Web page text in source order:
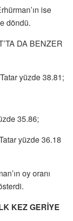
ise
döndü.
DA BENZER
yüzde 38.81;
35.86;
yüzde 36.18
oy oranı
KEZ GERİYE